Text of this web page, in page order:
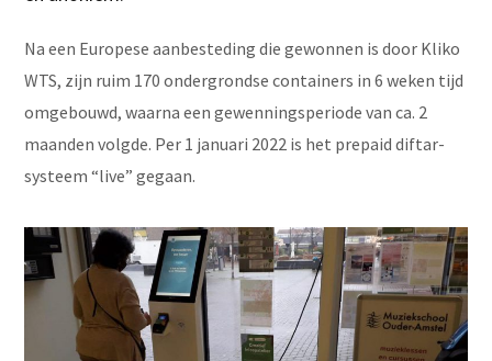
Na een Europese aanbesteding die gewonnen is door Kliko
WTS, zijn ruim 170 ondergrondse containers in 6 weken tijd
omgebouwd, waarna een gewenningsperiode van ca. 2
maanden volgde. Per 1 januari 2022 is het prepaid diftar-
systeem “live” gegaan.